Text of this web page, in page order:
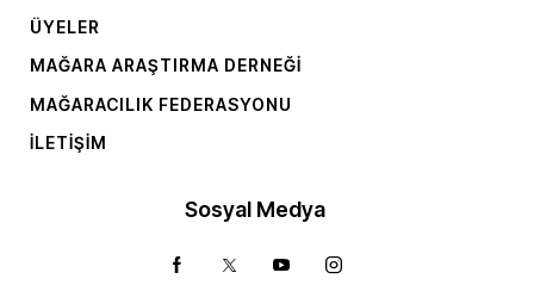
ÜYELER
MAĞARA ARAŞTIRMA DERNEĞI
MAĞARACILIK FEDERASYONU
İLETIŞIM
Sosyal Medya